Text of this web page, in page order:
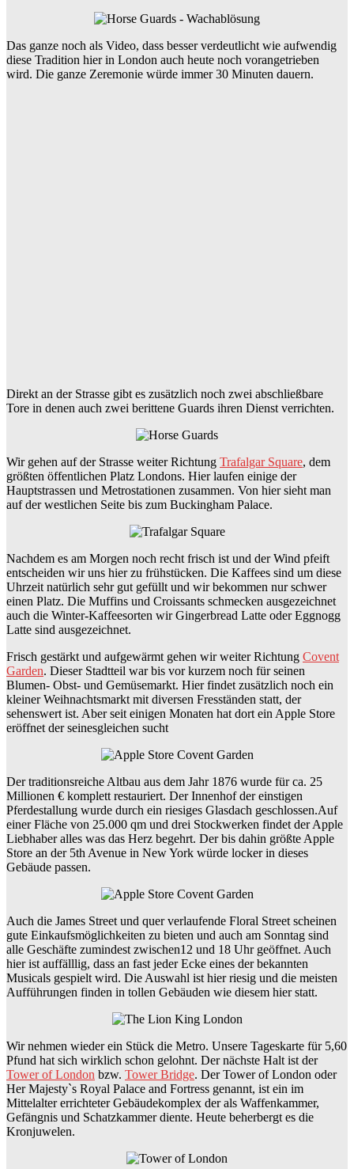
Das ganze noch als Video, dass besser verdeutlicht wie aufwendig
diese Tradition hier in London auch heute noch vorangetrieben
wird. Die ganze Zeremonie würde immer 30 Minuten dauern.
Direkt an der Strasse gibt es zusätzlich noch zwei abschließbare
Tore in denen auch zwei berittene Guards ihren Dienst verrichten.
Wir gehen auf der Strasse weiter Richtung Trafalgar Square, dem
größten öffentlichen Platz Londons. Hier laufen einige der
Hauptstrassen und Metrostationen zusammen. Von hier sieht man
auf der westlichen Seite bis zum Buckingham Palace.
Nachdem es am Morgen noch recht frisch ist und der Wind pfeift
entscheiden wir uns hier zu frühstücken. Die Kaffees sind um diese
Uhrzeit natürlich sehr gut gefüllt und wir bekommen nur schwer
einen Platz. Die Muffins und Croissants schmecken ausgezeichnet
auch die Winter-Kaffeesorten wir Gingerbread Latte oder Eggnogg
Latte sind ausgezeichnet.
Frisch gestärkt und aufgewärmt gehen wir weiter Richtung Covent
Garden. Dieser Stadtteil war bis vor kurzem noch für seinen
Blumen- Obst- und Gemüsemarkt. Hier findet zusätzlich noch ein
kleiner Weihnachtsmarkt mit diversen Fresständen statt, der
sehenswert ist. Aber seit einigen Monaten hat dort ein Apple Store
eröffnet der seinesgleichen sucht
Der traditionsreiche Altbau aus dem Jahr 1876 wurde für ca. 25
Millionen € komplett restauriert. Der Innenhof der einstigen
Pferdestallung wurde durch ein riesiges Glasdach geschlossen.Auf
einer Fläche von 25.000 qm und drei Stockwerken findet der Apple
Liebhaber alles was das Herz begehrt. Der bis dahin größte Apple
Store an der 5th Avenue in New York würde locker in dieses
Gebäude passen.
Auch die James Street und quer verlaufende Floral Street scheinen
gute Einkaufsmöglichkeiten zu bieten und auch am Sonntag sind
alle Geschäfte zumindest zwischen12 und 18 Uhr geöffnet. Auch
hier ist auffälllig, dass an fast jeder Ecke eines der bekannten
Musicals gespielt wird. Die Auswahl ist hier riesig und die meisten
Aufführungen finden in tollen Gebäuden wie diesem hier statt.
Wir nehmen wieder ein Stück die Metro. Unsere Tageskarte für 5,60
Pfund hat sich wirklich schon gelohnt. Der nächste Halt ist der
Tower of London bzw. Tower Bridge. Der Tower of London oder
Her Majesty`s Royal Palace and Fortress genannt, ist ein im
Mittelalter errichteter Gebäudekomplex der als Waffenkammer,
Gefängnis und Schatzkammer diente. Heute beherbergt es die
Kronjuwelen.